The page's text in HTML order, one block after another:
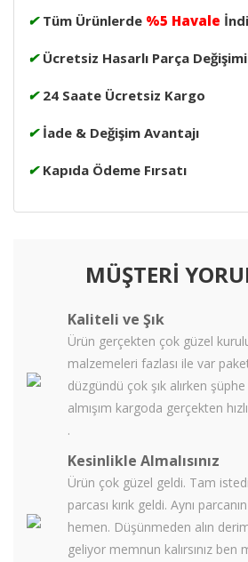
✔ Tüm Ürünlerde %5 Havale
✔ Ücretsiz Hasarlı Parça Değişimi
✔ 24 Saate Ücretsiz Kargo
✔ İade & Değişim Avantajı
✔ Kapıda Ödeme Fırsatı
MÜŞTERİ
Kaliteli ve Şık
Ürün gerçekten çok güzel
malzemeleri fazlası ile var
düzgündü çok şık alırken
almışım kargoda gerçekten
.
Kesinlikle Almalısınız
Ürün çok güzel geldi. Tam
parcası kırık geldi. Aynı
hemen. Düşünmeden alın
geliyor memnun kalırsınız ben